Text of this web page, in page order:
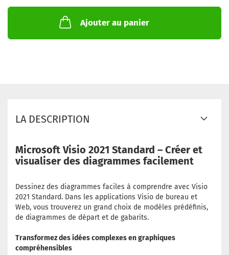
Ajouter au panier
LA DESCRIPTION
Microsoft Visio 2021 Standard – Créer et
visualiser des diagrammes facilement
Dessinez des diagrammes faciles à comprendre avec Visio
2021 Standard. Dans les applications Visio de bureau et
Web, vous trouverez un grand choix de modèles prédéfinis,
de diagrammes de départ et de gabarits.
Transformez des idées complexes en graphiques
compréhensibles